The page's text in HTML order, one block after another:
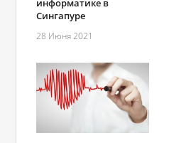
информатике в
Сингапуре
28 Июня 2021